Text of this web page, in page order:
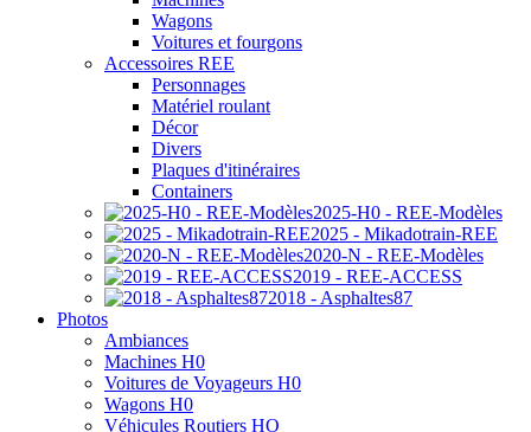
Wagons
Voitures et fourgons
Accessoires REE
Personnages
Matériel roulant
Décor
Divers
Plaques d'itinéraires
Containers
2025-H0 - REE-Modèles
2025 - Mikadotrain-REE
2020-N - REE-Modèles
2019 - REE-ACCESS
2018 - Asphaltes87
Photos
Ambiances
Machines H0
Voitures de Voyageurs H0
Wagons H0
Véhicules Routiers HO